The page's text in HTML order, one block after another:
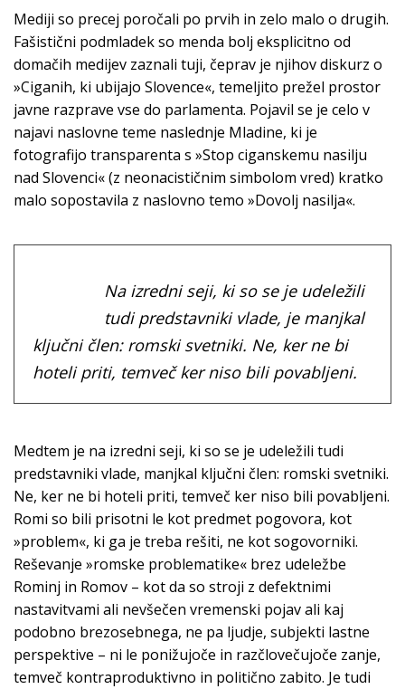
Mediji so precej poročali po prvih in zelo malo o drugih.
Fašistični podmladek so menda bolj eksplicitno od
domačih medijev zaznali tuji, čeprav je njihov diskurz o
»Ciganih, ki ubijajo Slovence«, temeljito prežel prostor
javne razprave vse do parlamenta. Pojavil se je celo v
najavi naslovne teme naslednje Mladine, ki je
fotografijo transparenta s »Stop ciganskemu nasilju
nad Slovenci« (z neonacističnim simbolom vred) kratko
malo sopostavila z naslovno temo »Dovolj nasilja«.
Na izredni seji, ki so se je udeležili
tudi predstavniki vlade, je manjkal
ključni člen: romski svetniki. Ne, ker ne bi
hoteli priti, temveč ker niso bili povabljeni.
Medtem je na izredni seji, ki so se je udeležili tudi
predstavniki vlade, manjkal ključni člen: romski svetniki.
Ne, ker ne bi hoteli priti, temveč ker niso bili povabljeni.
Romi so bili prisotni le kot predmet pogovora, kot
»problem«, ki ga je treba rešiti, ne kot sogovorniki.
Reševanje »romske problematike« brez udeležbe
Rominj in Romov – kot da so stroji z defektnimi
nastavitvami ali nevšečen vremenski pojav ali kaj
podobno brezosebnega, ne pa ljudje, subjekti lastne
perspektive – ni le ponižujoče in razčlovečujoče zanje,
temveč kontraproduktivno in politično zabito. Je tudi